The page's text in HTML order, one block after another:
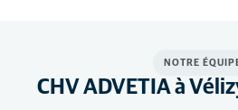
NOTRE
CHV ADVETIA à